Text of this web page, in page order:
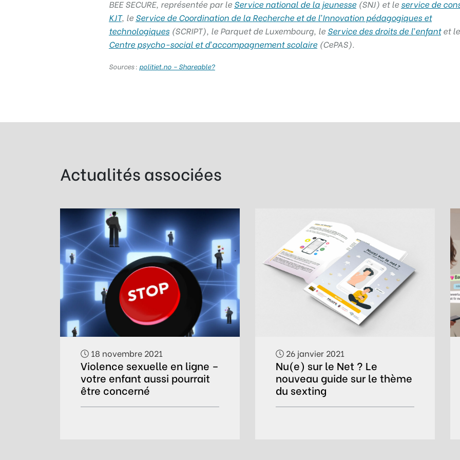
BEE SECURE, représentée par le Service national de la jeunesse(SNJ) et le service de
KJT, le Service de Coordination de la Recherche et de l’Innovation pédagogiques et
technologiques(SCRIPT), le Parquet de Luxembourg, le Service des droits de l’enfantet le
Centre psycho-social et d’accompagnement scolaire(CePAS).
Sources : politiet.no – Shareable?
Actualités associées
18 novembre 2021
Violence sexuelle en ligne –
votre enfant aussi pourrait
être concerné
26 janvier 2021
Nu(e) sur le Net ? Le
nouveau guide sur le thème
du sexting